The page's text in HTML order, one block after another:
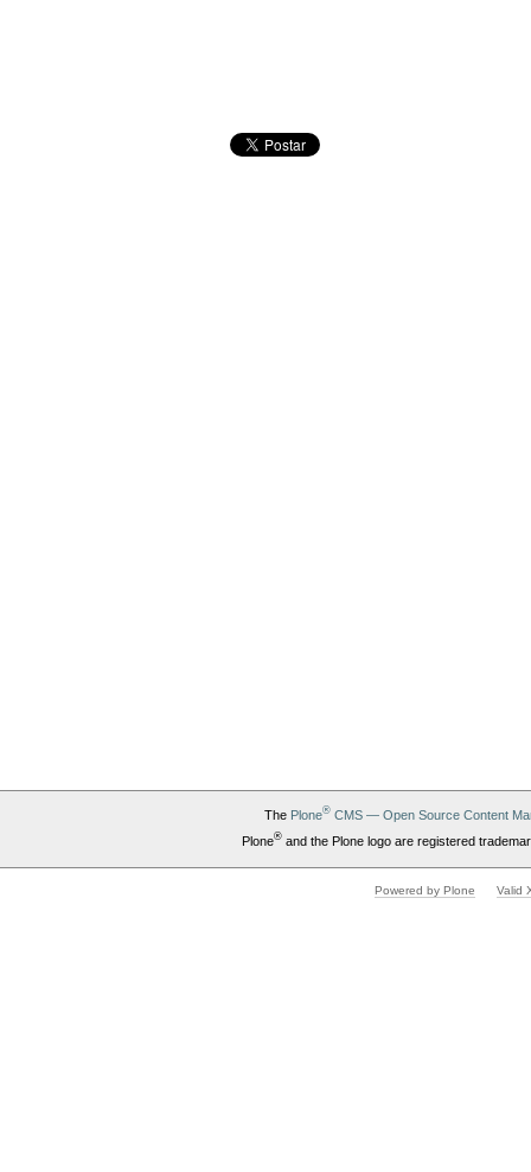
The Plone®CMS — Open Source Content
Plone®and the Plone logo are registered
Powered by Plone Valid